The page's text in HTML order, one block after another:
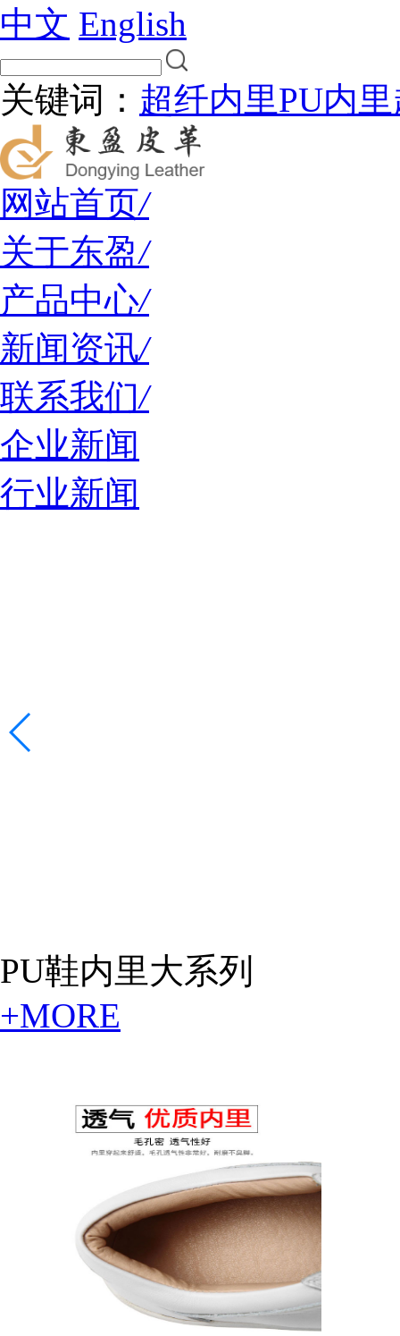
中文 English
关键词： 超纤内里PU内里
网站首页/
关于东盈/
产品中心/
新闻资讯/
联系我们/
企业新闻
行业新闻
PU鞋内里大系列
+MORE